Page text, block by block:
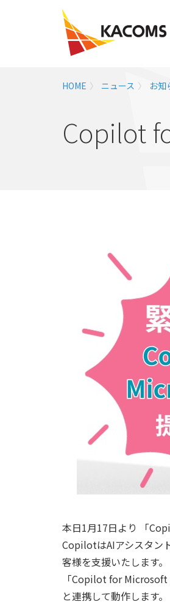
HOME ニュース お知
Copilot
本日1月17日より 「
CopilotはAIアシスタン
客様を支援いたします。
「Copilot for
と連携して動作します。